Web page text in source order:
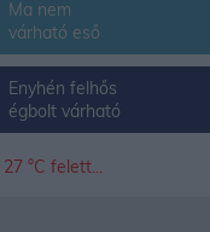
Ma nem
várható eső
Enyhén felhős
égbolt várható
°C fe­lett...